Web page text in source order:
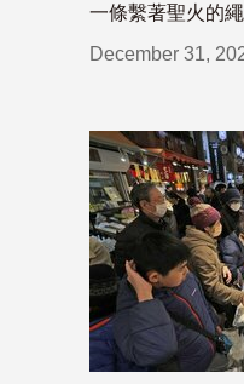
一條繫著聖火的繩
December 31,